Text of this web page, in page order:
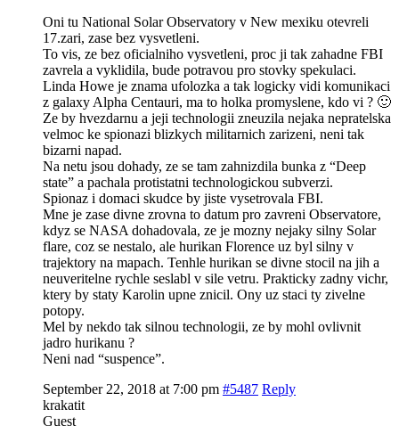
Oni tu National Solar Observatory v New mexiku otevreli
17.zari, zase bez vysvetleni.
To vis, ze bez oficialniho vysvetleni, proc ji tak zahadne FBI
zavrela a vyklidila, bude potravou pro stovky spekulaci.
Linda Howe je znama ufolozka a tak logicky vidi komunikaci
z galaxy Alpha Centauri, ma to holka promyslene, kdo vi ? 🙂
Ze by hvezdarnu a jeji technologii zneuzila nejaka nepratelska
velmoc ke spionazi blizkych militarnich zarizeni, neni tak
bizarni napad.
Na netu jsou dohady, ze se tam zahnizdila bunka z “Deep
state” a pachala protistatni technologickou subverzi.
Spionaz i domaci skudce by jiste vysetrovala FBI.
Mne je zase divne zrovna to datum pro zavreni Observatore,
kdyz se NASA dohadovala, ze je mozny nejaky silny Solar
flare, coz se nestalo, ale hurikan Florence uz byl silny v
trajektory na mapach. Tenhle hurikan se divne stocil na jih a
neuveritelne rychle seslabl v sile vetru. Prakticky zadny vichr,
ktery by staty Karolin upne znicil. Ony uz staci ty zivelne
potopy.
Mel by nekdo tak silnou technologii, ze by mohl ovlivnit
jadro hurikanu ?
Neni nad “suspence”.
September 22, 2018 at 7:00 pm #5487 Reply
krakatit
Guest